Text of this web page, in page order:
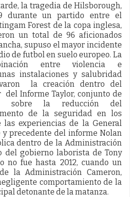
la tragedia de Hilsborough,
durante un partido entre el
Forest de la copa inglesa,
un total de 96 aficionados
supuso el mayor incidente
de futbol en suelo europeo. La
entre violencia e
instalaciones y salubridad
la creación dentro del
del Informe Taylor, conjunto de
sobre la reducción del
de la seguridad en los
experiencias de la General
precedente del informe Nolan
dentro de la Administración
del gobierno laborista de Tony
no fue hasta 2012, cuando un
la Administración Cameron,
comportamiento de la
detonante de la matanza.